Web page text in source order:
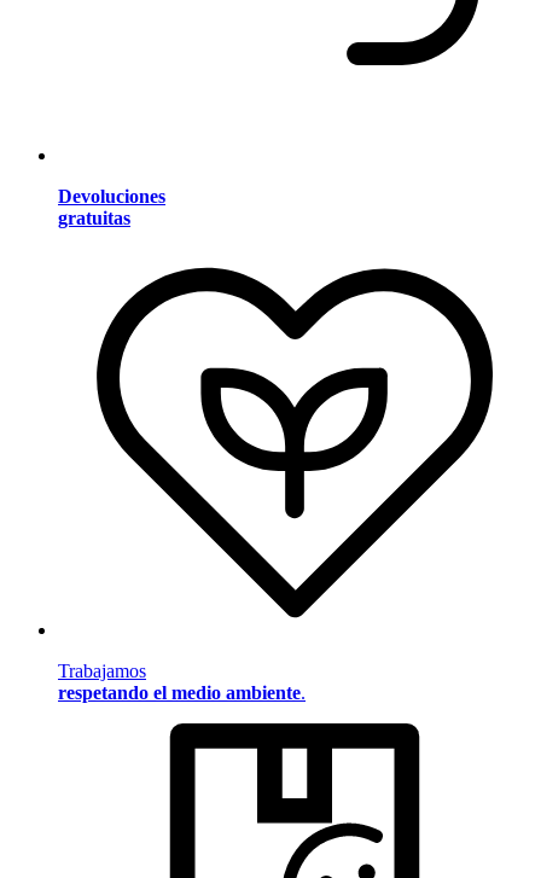
Devoluciones
gratuitas
Trabajamos
respetando el medio ambiente.